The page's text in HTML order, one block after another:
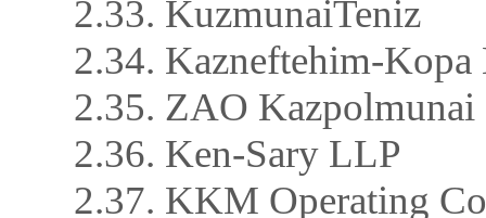
2.33. KuzmunaiTeniz
2.34. Kazneftehim-
2.35. ZAO
2.36. Ken-Sary LLP
2.37. KKM Operating